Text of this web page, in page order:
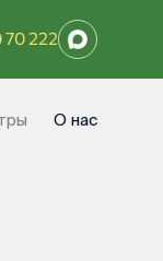
222
О нас